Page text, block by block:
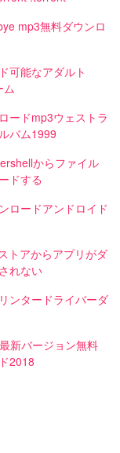
mp3無料ダウンロ
可能なアダルト
ム
ードmp3ウェストラ
バム1999
からファイル
ドする
ロードアンドロイド
トアからアプリがダ
れない
ンタードライバーダ
新バージョン無料
2018